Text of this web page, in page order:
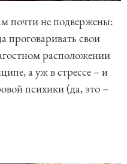
почти не подвержены:
проговаривать свои
расположении
а уж в стрессе – и
психики (да, это –